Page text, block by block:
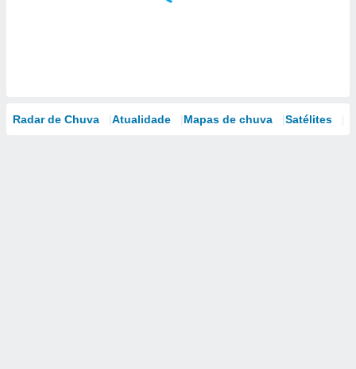
Radar de Chuva Atualidade Mapas de chuva Satélites